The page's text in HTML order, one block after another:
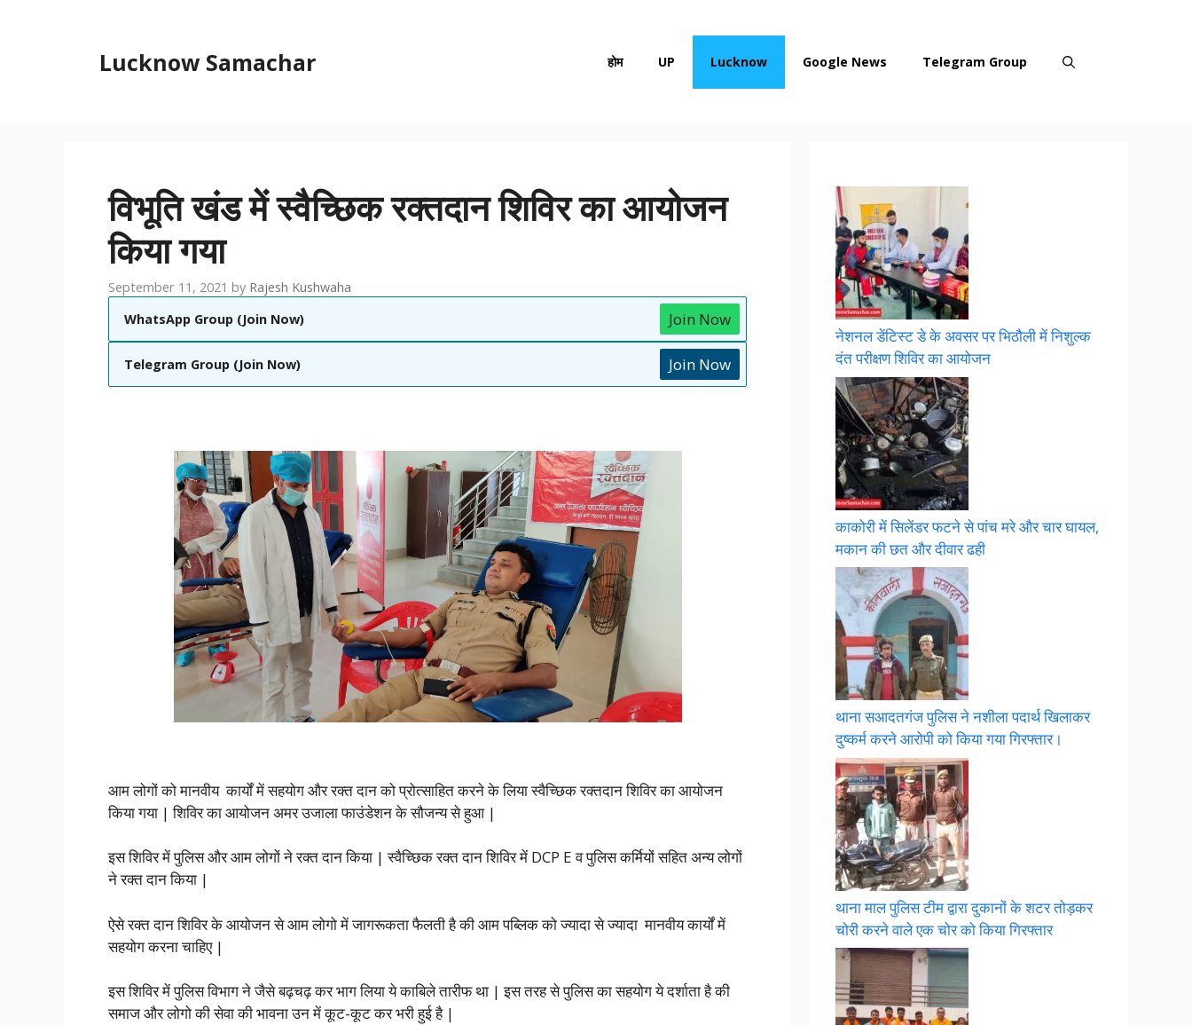
Lucknow Samachar होम UP Lucknow Google News Telegram Group
विभूति खंड में स्वैच्छिक रक्तदान शिविर का आयोजन
किया गया
September 11, 2021 by Rajesh Kushwaha
WhatsApp Group (Join Now)
Join Now
Telegram Group (Join Now) Join Now
आम लोगों कोमानवीय कार्यों में सहयोग और रक्त दान को प्रोत्साहित करने के लिया स्वैच्छिक रक्तदान शिविर का आयोजन
किया गया | शिविर का आयोजन अमर उजाला फाउंडेशन के सौजन्य से हुआ |
इस शिविर में पुलिस और आम लोगों ने रक्त दान किया | स्वैच्छिक रक्त दान शिविर में DCP E व पुलिस कर्मियों सहित अन्य लोगों
ने रक्त दान किया |
ऐसे रक्त दान शिविर के आयोजन से आम लोगो में जागरूकता फैलती है की आम पब्लिक को ज्यादा से ज्यादा मानवीय कार्यों में
सहयोग करना चाहिए |
इस शिविर में पुलिस विभाग ने जैसे बढ़चढ़ कर भाग लिया ये काबिले तारीफ था | इस तरह से पुलिस का सहयोग ये दर्शाता है की
समाज और लोगो की सेवा की भावना उन में कूट-कूट कर भरी हुई है |
नेशनल डेंटिस्ट डे के अवसर पर भिठौली में निशुल्क
दंत परीक्षण शिविर का आयोजन
काकोरी में सिलेंडर फटने से पांच मरे और चार घायल,
मकान की छत और दीवार ढही
थाना सआदतगंज पुलिस ने नशीला पदार्थ खिलाकर
दुष्कर्म करने आरोपी को किया गया गिरफ्तार।
थाना माल पुलिस टीम द्वारा दुकानों के शटर तोड़कर
चोरी करने वाले एक चोर को किया गिरफ्तार